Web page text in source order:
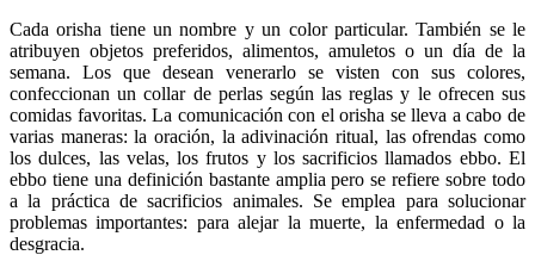
Cada orisha tiene un nombre y un color particular. También se le
atribuyen objetos preferidos, alimentos, amuletos o un día de la
semana. Los que desean venerarlo se visten con sus colores,
confeccionan un collar de perlas según las reglas y le ofrecen sus
comidas favoritas. La comunicación con el orisha se lleva a cabo de
varias maneras: la oración, la adivinación ritual, las ofrendas como
los dulces, las velas, los frutos y los sacrificios llamados ebbo. El
ebbo tiene una definición bastante amplia pero se refiere sobre todo
a la práctica de sacrificios animales. Se emplea para solucionar
problemas importantes: para alejar la muerte, la enfermedad o la
desgracia.